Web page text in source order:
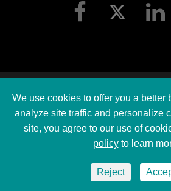
Ltd.
Все права
Карта сайта
|
DSPPA Политика
We use cookies to offer you a better
analyze site traffic and personalize
site, you agree to our use of
policyto learn
Reject